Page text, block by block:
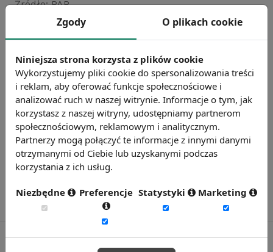
Źródło: PAP
Chcesz wiedzieć więcej?
Zobacz więcej wiadomości
Zgody O plikach cookie
Niniejsza strona korzysta z plików cookie
Wykorzystujemy pliki cookie do spersonalizowania treści
i reklam, aby oferować funkcje społecznościowe i
analizować ruch w naszej witrynie. Informacje o tym, jak
korzystasz z naszej witryny, udostępniamy partnerom
społecznościowym, reklamowym i analitycznym.
Partnerzy mogą połączyć te informacje z innymi danymi
otrzymanymi od Ciebie lub uzyskanymi podczas
korzystania z ich usług.
Niezbędne Preferencje Statystyki Marketing